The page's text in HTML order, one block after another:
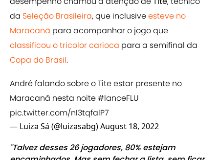
da Seleção Brasileira, que inclusiveesteve no
Maracanã para acompanhar o jogo que
classificou o tricolor carioca para a semifinal da
Copa do Brasil.
André falando sobre o Tite estar presente no
Maracanã nesta noite#lanceFLU
pic.twitter.com/nI3tqfalP7
— Luiza Sá (@luizasabg)August 18, 2022
"Talvez desses 26 jogadores, 80% estejam